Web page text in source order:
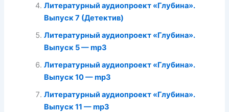
Литературный аудиопроект «Глубина».
Выпуск 7 (Детектив)
Литературный аудиопроект «Глубина».
Выпуск 5 — mp3
Литературный аудиопроект «Глубина».
Выпуск 10 — mp3
Литературный аудиопроект «Глубина».
Выпуск 11 — mp3